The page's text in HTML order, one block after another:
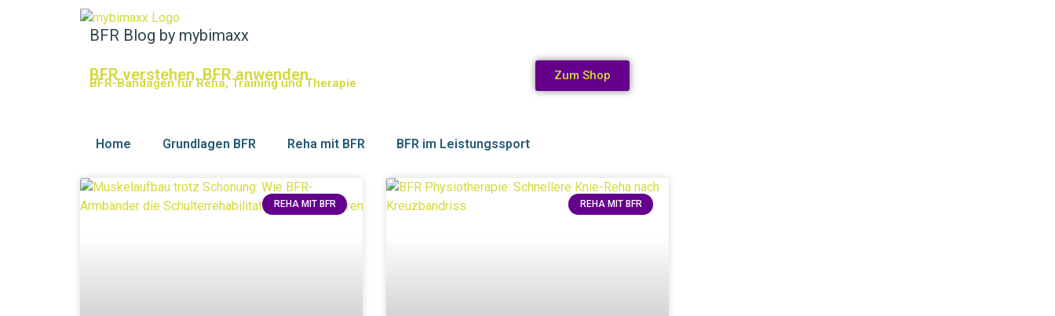
BFR Blog by mybimaxx
BFR verstehen. BFR anwenden.
BFR-Bandagen für Reha, Training und Therapie
Zum Shop
Home Grundlagen BFR Reha mit BFR BFR im Leistungssport
REHA MIT BFR REHA MIT BFR